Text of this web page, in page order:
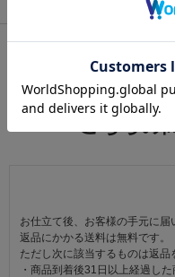
この
こちらの
お仕立て後、お客様の手元に届
返品にかかる送料は無料です。
ただし次に該当するものは返品
・商品到着後31日以上経過した